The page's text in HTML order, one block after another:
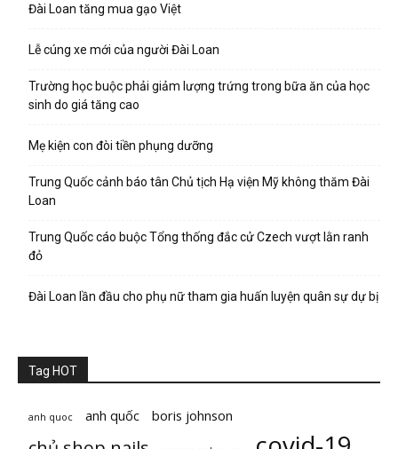
Đài Loan tăng mua gạo Việt
Lễ cúng xe mới của người Đài Loan
Trường học buộc phải giảm lượng trứng trong bữa ăn của học
sinh do giá tăng cao
Mẹ kiện con đòi tiền phụng dưỡng
Trung Quốc cảnh báo tân Chủ tịch Hạ viện Mỹ không thăm Đài
Loan
Trung Quốc cáo buộc Tổng thống đắc cử Czech vượt lằn ranh
đỏ
Đài Loan lần đầu cho phụ nữ tham gia huấn luyện quân sự dự bị
Tag HOT
anh quoc anh quốc boris johnson